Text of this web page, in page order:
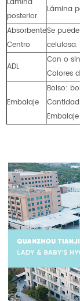
posterior
Lámina
Absorbente
Centro
Se
celulosa.
ADL
Con o
Colores
Embalaje
Bolso: